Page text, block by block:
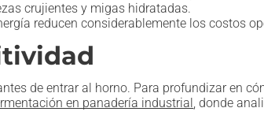
crujientes y migas hidratadas.
reducen considerablemente los costos
de entrar al horno. Para profundizar en
en panadería industrial , donde